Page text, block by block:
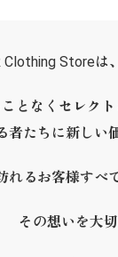
Clothing Storeは
となくセレク
者たちに新しい
れるお客様すべ
その想いを大